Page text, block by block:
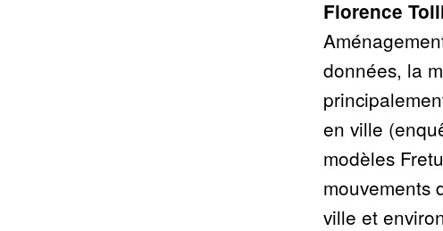
Florence
données, la
en ville
modèles
mouvements
ville et